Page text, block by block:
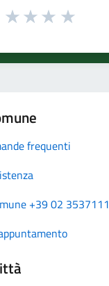
frequenti
+39 02 3537111